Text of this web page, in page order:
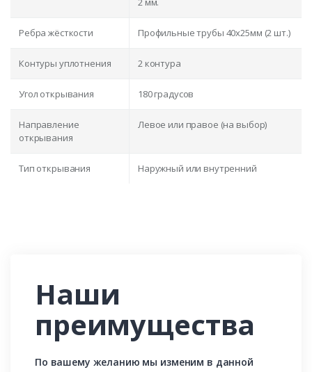
Ребра жёсткости Профильные трубы 40х25мм (2 шт.)
Контуры уплотнения 2 контура
Угол открывания 180 градусов
Направление
открывания
Левое или правое (на выбор)
Тип открывания Наружный или внутренний
Наши
преимущества
По вашему желанию мы изменим в данной